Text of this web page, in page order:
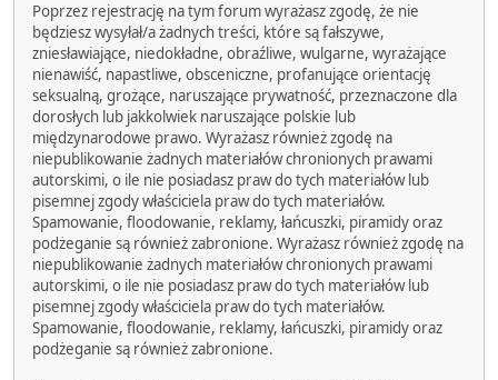
Poprzez rejestrację na tym forum wyrażasz zgodę, że nie
będziesz wysyłał/a żadnych treści, które są fałszywe,
zniesławiające, niedokładne, obraźliwe, wulgarne, wyrażające
nienawiść, napastliwe, obsceniczne, profanujące orientację
seksualną, grożące, naruszające prywatność, przeznaczone dla
dorosłych lub jakkolwiek naruszające polskie lub
międzynarodowe prawo. Wyrażasz również zgodę na
niepublikowanie żadnych materiałów chronionych prawami
autorskimi, o ile nie posiadasz praw do tych materiałów lub
pisemnej zgody właściciela praw do tych materiałów.
Spamowanie, floodowanie, reklamy, łańcuszki, piramidy oraz
podżeganie są również zabronione. Wyrażasz również zgodę na
niepublikowanie żadnych materiałów chronionych prawami
autorskimi, o ile nie posiadasz praw do tych materiałów lub
pisemnej zgody właściciela praw do tych materiałów.
Spamowanie, floodowanie, reklamy, łańcuszki, piramidy oraz
podżeganie są również zabronione.